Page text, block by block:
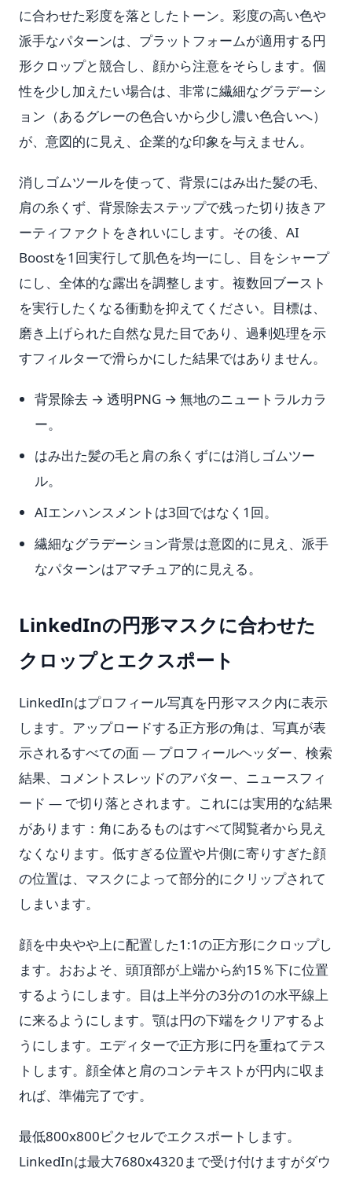
に合わせた彩度を落としたトーン。彩度の高い色や
派手なパターンは、プラットフォームが適用する円
形クロップと競合し、顔から注意をそらします。個
性を少し加えたい場合は、非常に繊細なグラデーシ
ョン（あるグレーの色合いから少し濃い色合いへ）
が、意図的に見え、企業的な印象を与えません。
消しゴムツールを使って、背景にはみ出た髪の毛、
肩の糸くず、背景除去ステップで残った切り抜きア
ーティファクトをきれいにします。その後、AI
Boostを1回実行して肌色を均一にし、目をシャープ
にし、全体的な露出を調整します。複数回ブースト
を実行したくなる衝動を抑えてください。目標は、
磨き上げられた自然な見た目であり、過剰処理を示
すフィルターで滑らかにした結果ではありません。
背景除去 → 透明PNG → 無地のニュートラルカラ
ー。
はみ出た髪の毛と肩の糸くずには消しゴムツー
ル。
AIエンハンスメントは3回ではなく1回。
繊細なグラデーション背景は意図的に見え、派手
なパターンはアマチュア的に見える。
LinkedInの円形マスクに合わせた
クロップとエクスポート
LinkedInはプロフィール写真を円形マスク内に表示
します。アップロードする正方形の角は、写真が表
示されるすべての面 — プロフィールヘッダー、検索
結果、コメントスレッドのアバター、ニュースフィ
ード — で切り落とされます。これには実用的な結果
があります：角にあるものはすべて閲覧者から見え
なくなります。低すぎる位置や片側に寄りすぎた顔
の位置は、マスクによって部分的にクリップされて
しまいます。
顔を中央やや上に配置した1:1の正方形にクロップし
ます。おおよそ、頭頂部が上端から約15％下に位置
するようにします。目は上半分の3分の1の水平線上
に来るようにします。顎は円の下端をクリアするよ
うにします。エディターで正方形に円を重ねてテス
トします。顔全体と肩のコンテキストが円内に収ま
れば、準備完了です。
最低800x800ピクセルでエクスポートします。
LinkedInは最大7680x4320まで受け付けますがダウ